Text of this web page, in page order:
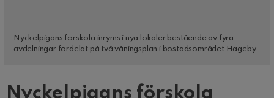
Nyckelpigans förskola inryms i nya lokaler bestående av fyra
avdelningar fördelat på två våningsplan i bostadsområdet Hageby.
Nyckelpigans förskola